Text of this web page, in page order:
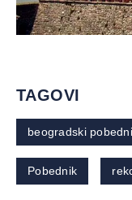
TAGOVI
beogradski
Pobednik